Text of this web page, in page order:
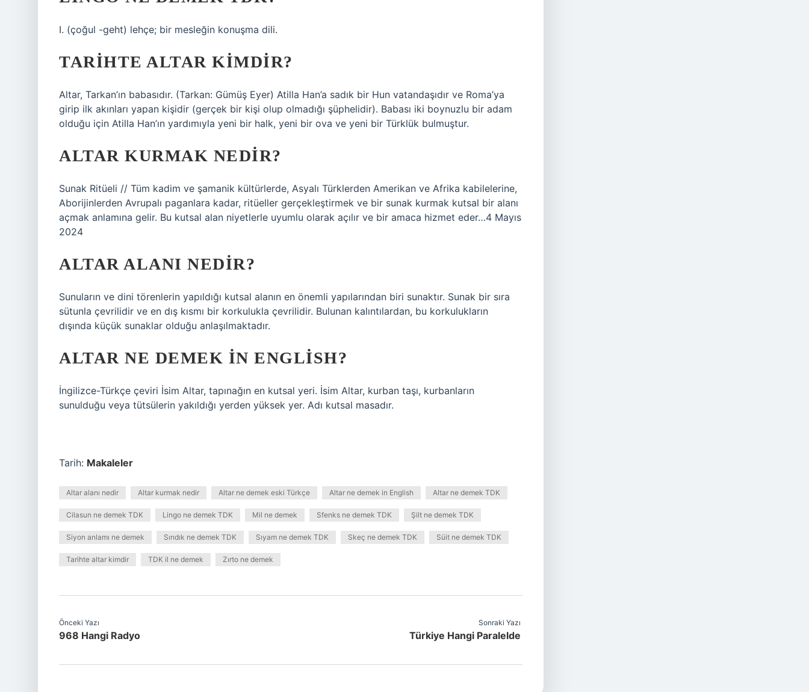
I. (çoğul -geht) lehçe; bir mesleğin konuşma dili.
TARIHTE ALTAR KIMDIR?
Altar, Tarkan’ın babasıdır. (Tarkan: Gümüş Eyer) Atilla Han’a sadık bir Hun vatandaşıdır ve Roma’ya
girip ilk akınları yapan kişidir (gerçek bir kişi olup olmadığı şüphelidir). Babası iki boynuzlu bir adam
olduğu için Atilla Han’ın yardımıyla yeni bir halk, yeni bir ova ve yeni bir Türklük bulmuştur.
ALTAR KURMAK NEDIR?
Sunak Ritüeli // Tüm kadim ve şamanik kültürlerde, Asyalı Türklerden Amerikan ve Afrika kabilelerine,
Aborijinlerden Avrupalı ​​paganlara kadar, ritüeller gerçekleştirmek ve bir sunak kurmak kutsal bir alanı
açmak anlamına gelir. Bu kutsal alan niyetlerle uyumlu olarak açılır ve bir amaca hizmet eder…4 Mayıs
2024
ALTAR ALANI NEDIR?
Sunuların ve dini törenlerin yapıldığı kutsal alanın en önemli yapılarından biri sunaktır. Sunak bir sıra
sütunla çevrilidir ve en dış kısmı bir korkulukla çevrilidir. Bulunan kalıntılardan, bu korkulukların
dışında küçük sunaklar olduğu anlaşılmaktadır.
ALTAR NE DEMEK IN ENGLISH?
İngilizce-Türkçe çeviri İsim Altar, tapınağın en kutsal yeri. İsim Altar, kurban taşı, kurbanların
sunulduğu veya tütsülerin yakıldığı yerden yüksek yer. Adı kutsal masadır.
Tarih: Makaleler
Altar alanı nedir Altar kurmak nedir Altar ne demek eski Türkçe Altar ne demek in English Altar ne demek TDK
Cilasun ne demek TDK Lingo ne demek TDK Mil ne demek Sfenks ne demek TDK Şilt ne demek TDK
Siyon anlamı ne demek Sındık ne demek TDK Sıyam ne demek TDK Skeç ne demek TDK Süit ne demek TDK
Tarihte altar kimdir TDK il ne demek Zırto ne demek
Önceki Yazı
968 Hangi Radyo
Sonraki Yazı
Türkiye Hangi Paralelde